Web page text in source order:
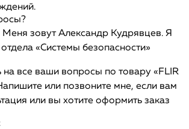
Меня зовут Александр Кудрявцев. Я
«Системы безопасности»
на все ваши вопросы по товару «FLIR
или позвоните мне, если вам
или вы хотите оформить заказ